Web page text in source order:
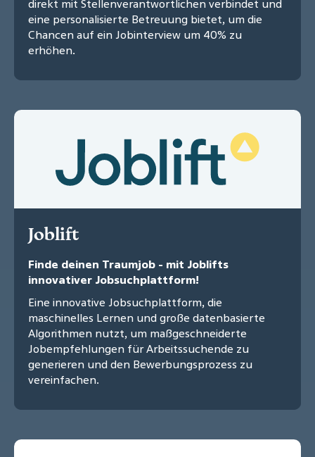
direkt mit Stellenverantwortlichen verbindet und
eine personalisierte Betreuung bietet, um die
Chancen auf ein Jobinterview um 40% zu
erhöhen.
Joblift
Finde deinen Traumjob - mit Joblifts
innovativer Jobsuchplattform!
Eine innovative Jobsuchplattform, die
maschinelles Lernen und große datenbasierte
Algorithmen nutzt, um maßgeschneiderte
Jobempfehlungen für Arbeitssuchende zu
generieren und den Bewerbungsprozess zu
vereinfachen.